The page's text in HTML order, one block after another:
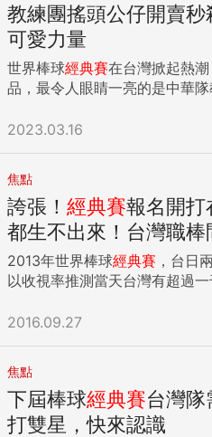
教練團搖頭公仔開賣
可愛力量
世界棒球經典賽在台灣掀起熱
品，最令人眼睛一亮的是中華
2023.03.16
焦點
誇張！ 經典賽報名開打
都生不出來！台灣職
2013年世界棒球經典賽 ，台日
以收視率推測當天台灣有超過
2016.09.27
焦點
下屆棒球經典賽台灣
打雙星，快來認識